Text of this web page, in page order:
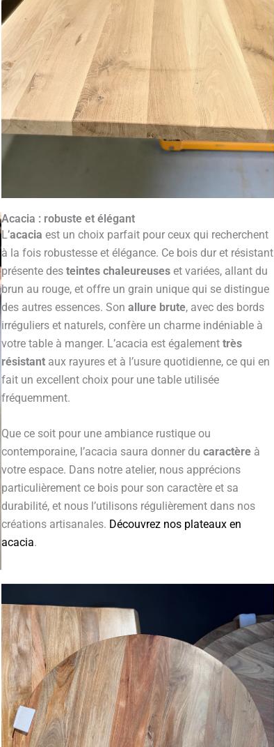
Acacia : robuste et élégant
L’acacia est un choix parfait pour ceux qui recherchent
à la fois robustesse et élégance. Ce bois dur et résistant
présente des teintes chaleureuseset variées, allant du
brun au rouge, et offre un grain unique qui se distingue
des autres essences. Son allure brute, avec des bords
irréguliers et naturels, confère un charme indéniable à
votre table à manger. L’acacia est également très
résistantaux rayures et à l’usure quotidienne, ce qui en
fait un excellent choix pour une table utilisée
fréquemment.
Que ce soit pour une ambiance rustique ou
contemporaine, l’acacia saura donner du caractèreà
votre espace. Dans notre atelier, nous apprécions
particulièrement ce bois pour son caractère et sa
durabilité, et nous l’utilisons régulièrement dans nos
créations artisanales. Découvrez nos plateaux en
acacia.